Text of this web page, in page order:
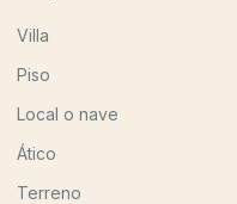
Villa
Piso
Local o nave
Ático
Terreno